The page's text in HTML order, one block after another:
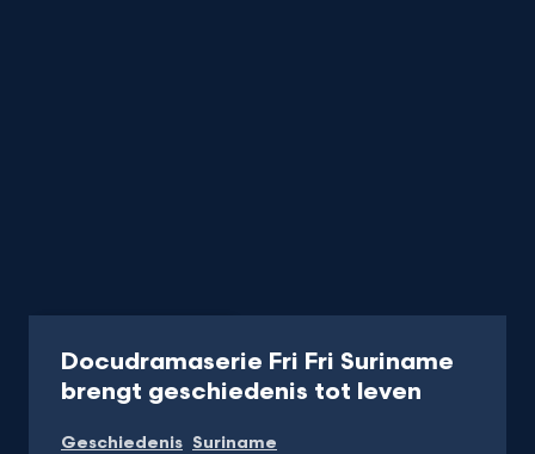
Docudramaserie Fri Fri Suriname
brengt geschiedenis tot leven
Geschiedenis Suriname